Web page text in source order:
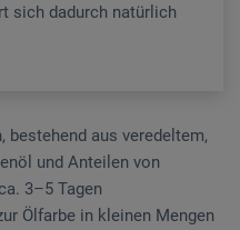
sich dadurch natürlich
aus veredeltem,
und Anteilen von
3–5 Tagen
Ölfarbe in kleinen Mengen